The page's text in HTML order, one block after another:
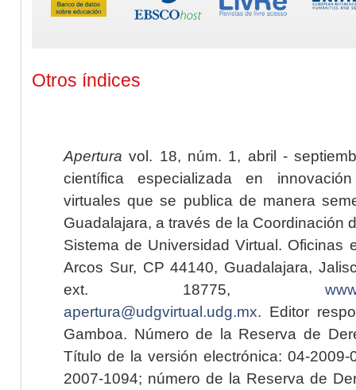
Otros índices
Apertura vol. 18, núm. 1, abril -
científica especializada en
virtuales que se publica de manera
Guadalajara, a través de la Coordinación
Sistema de Universidad Virtual. Oficinas
Arcos Sur, CP 44140, Guadalajara,
ext. 18775,
apertura@udgvirtual.udg.mx. Editor
Gamboa. Número de la Reserva de
Título de la versión electrónica: 04-2009-
2007-1094; número de la Reserva de